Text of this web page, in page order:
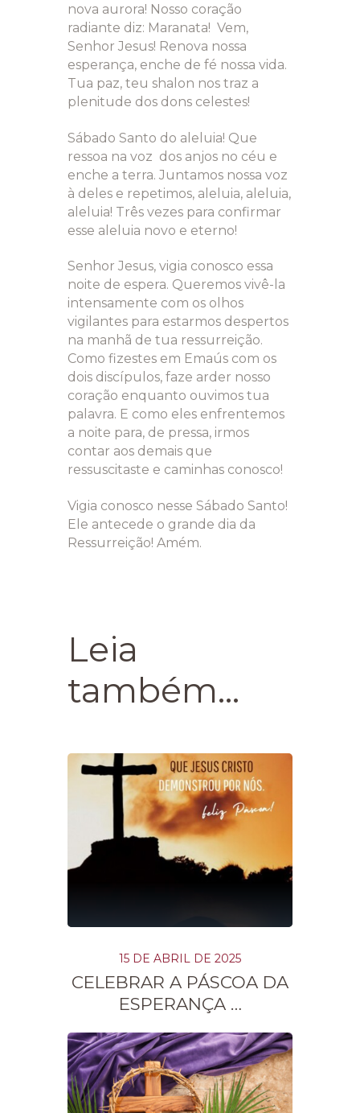
nova aurora! Nosso coração
radiante diz: Maranata! Vem,
Senhor Jesus! Renova nossa
esperança, enche de fé nossa vida.
Tua paz, teu shalon nos traz a
plenitude dos dons celestes!
Sábado Santo do aleluia! Que
ressoa na voz dos anjos no céu e
enche a terra. Juntamos nossa voz
à deles e repetimos, aleluia, aleluia,
aleluia! Três vezes para confirmar
esse aleluia novo e eterno!
Senhor Jesus, vigia conosco essa
noite de espera. Queremos vivê-la
intensamente com os olhos
vigilantes para estarmos despertos
na manhã de tua ressurreição.
Como fizestes em Emaús com os
dois discípulos, faze arder nosso
coração enquanto ouvimos tua
palavra. E como eles enfrentemos
a noite para, de pressa, irmos
contar aos demais que
ressuscitaste e caminhas conosco!
Vigia conosco nesse Sábado Santo!
Ele antecede o grande dia da
Ressurreição! Amém.
Leia
também...
15 DE ABRIL DE 2025
CELEBRAR A PÁSCOA DA
ESPERANÇA …